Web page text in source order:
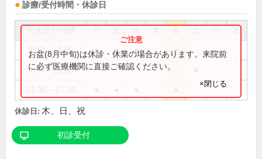
診療/受付時間・休診日
祝
9:00～12:00 ● ● ● ●
9:00～16:30
お盆(8月中旬)は休診・休業の場合があります。来院前
に必ず医療機関に直接ご確認ください。
×閉じる
休診日: 木、日、祝
初診受付